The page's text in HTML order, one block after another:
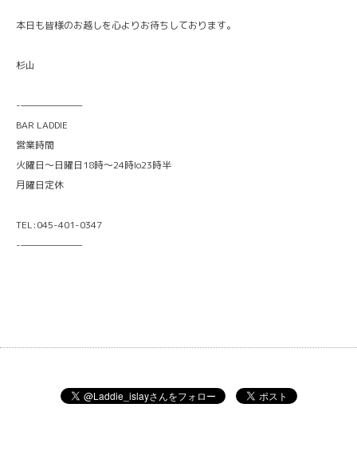
本日も皆様のお越しを心よりお待ちしております。
杉山
-———————
BAR LADDIE
営業時間
火曜日〜日曜日18時〜24時lo23時半
月曜日定休
TEL:045-401-0347
-———————